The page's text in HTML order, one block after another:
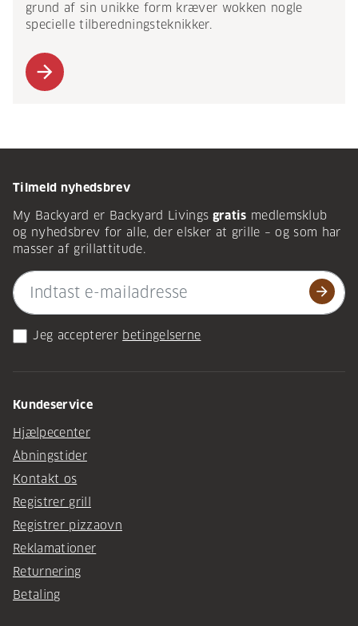
grund af sin unikke form kræver wokken nogle
specielle tilberedningsteknikker.
arrow_forward
Tilmeld nyhedsbrev
My Backyard er Backyard Livings gratis medlemsklub
og nyhedsbrev for alle, der elsker at grille – og som har
masser af grillattitude.
arrow_forward
Jeg accepterer betingelserne
Kundeservice
Hjælpecenter
Åbningstider
Kontakt os
Registrer grill
Registrer pizzaovn
Reklamationer
Returnering
Betaling